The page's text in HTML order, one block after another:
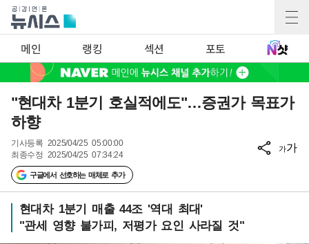
메인 랭킹 섹션 포토
"현대차 1분기 호실적에도"…증권가 목표가
하향
기사등록 2025/04/25 05:00:00
최종수정 2025/04/25 07:34:24
구글에서 선호하는 매체로 추가
가가
현대차 1분기 매출 44조 '역대 최대'
"관세 영향 불가피, 저평가 요인 사라질 것"